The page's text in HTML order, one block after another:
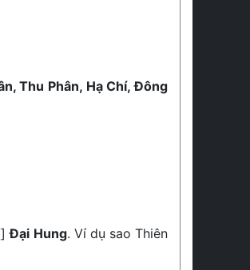
Thu Phân, Hạ Chí, Đông
Đại Hung. Ví dụ sao Thiên